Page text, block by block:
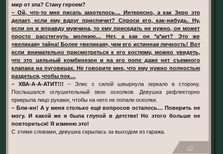
мир от зла? Стану героем?
– Ой, что-то мне писать захотелось… Интересно, а как Зеро это
делает, если ему вдруг приспичит? Спроси его, как-нибудь. Ну,
если он и вправду мужчина, то ему приседать не нужно, он может
просто расстегнуть молнию… Нет, а как он *а*ает? Это же
«великая» тайна! Более «великая», чем его истинная личность! Вот
если внимательно присмотреться к его костюму, можно увидеть,
что это цельный комбинезон и на его попе даже нет съемного
клапана на пуговицах. Не говорите мне, что ему нужно полностью
раздеться, чтобы пок…
– ХВА-А-А-АТИТ!!!
– Элис с силой швырнула зеркало в сторону.
Послышался оглушительный звон осколков. Девушка рефлекторно
прикрыла лицо руками, чтобы на него не попали осколки.
– Бли-ин! А у меня столько ещё вопросов осталось… Поверить не
могу. И какой же я была глупой в детстве! Но этого больше не
повториться! Я изменю это!
С этими словами, девушка скрылась за выходом из гаража.
+3